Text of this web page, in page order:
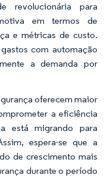
revolucionária para
em termos de
e métricas de custo.
com automação
a demanda por
oferecem maior
a eficiência
está migrando para
espera-se que a
de crescimento mais
durante o período